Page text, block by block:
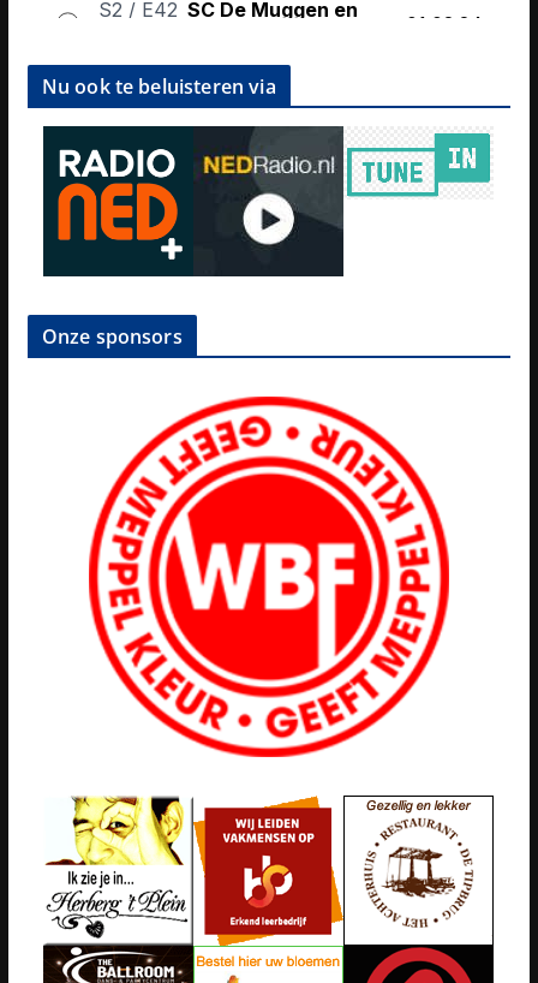
Nu ook te beluisteren via
Onze sponsors